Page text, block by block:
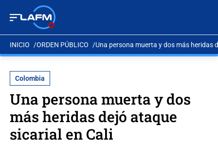
INICIO ORDEN PÚBLICO Una persona muerta y dos más heridas
Colombia
Una persona muerta y dos
más heridas dejó ataque
sicarial en Cali